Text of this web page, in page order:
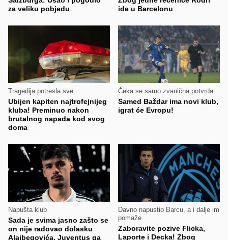
za veliku pobjedu
ide u Barcelonu
Tragedija potresla sve
Ubijen kapiten najtrofejnijeg
kluba! Preminuo nakon
brutalnog napada kod svog
doma
Čeka se samo zvanična potvrda
Samed Baždar ima novi klub,
igrat će Evropu!
Napušta klub
Sada je svima jasno zašto se
on nije radovao dolasku
Alajbegovića, Juventus ga
Davno napustio Barcu, a i dalje im
pomaže
Zaboravite pozive Flicka,
Laporte i Decka! Zbog